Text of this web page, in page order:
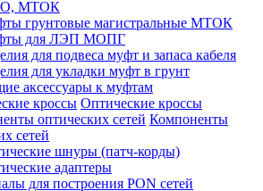
МТОК
грунтовые магистральные МТОК
для ЛЭП МОПГ
для подвеса муфт и запаса кабеля
для укладки муфт в грунт
аксессуары к муфтам
Оптические кроссы
Компоненты
сетей
шнуры (патч-корды)
адаптеры